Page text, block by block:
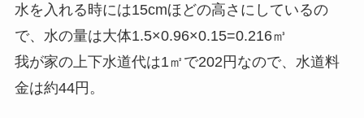
水を入れる時には15cmほどの高さにしているの
で、水の量は大体1.5×0.96×0.15=0.216㎥
我が家の上下水道代は1㎡で202円なので、水道料
金は約44円。